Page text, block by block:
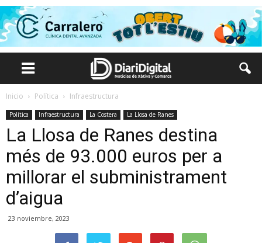
Inicio Política Infraestructura
Política Infraestructura La Costera La Llosa de Ranes
La Llosa de Ranes destina
més de 93.000 euros per a
millorar el subministrament
d’aigua
23 noviembre, 2023